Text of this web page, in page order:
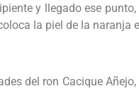
y llegado ese
la piel de la naranja
del ron Cacique